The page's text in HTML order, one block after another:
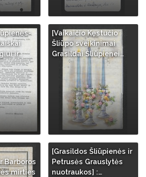
ir…
[Vaikaičio Kęstučio
Šliūpo sveikinimai
Grasildai Šliūpienei…
Barboros
mirties
[Grasildos Šliūpienės ir
Petrusės Grauslytės
nuotraukos] :…